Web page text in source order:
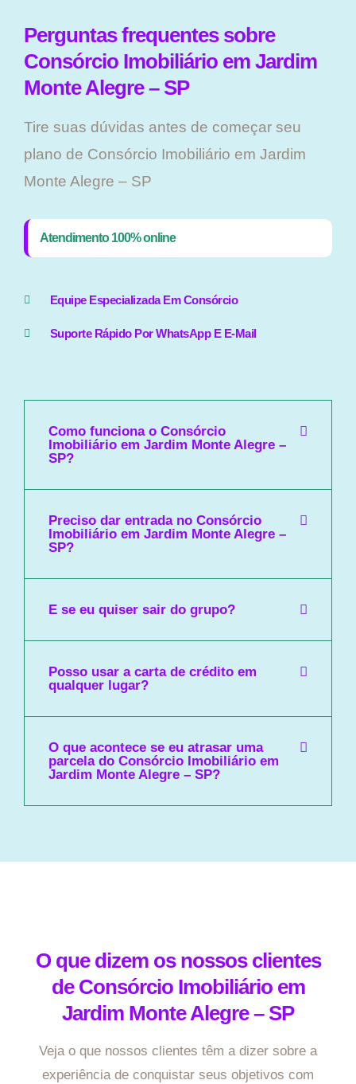
Perguntas frequentes sobre
Consórcio Imobiliário em Jardim
Monte Alegre – SP
Tire suas dúvidas antes de começar seu
plano ​de Consórcio Imobiliário em Jardim
Monte Alegre – SP
Atendimento 100% online
Equipe Especializada Em Consórcio
Suporte Rápido Por WhatsApp E E-Mail
Como funciona o Consórcio
Imobiliário em Jardim Monte Alegre –
SP?
Preciso dar entrada no Consórcio
Imobiliário em Jardim Monte Alegre –
SP?
E se eu quiser sair do grupo?
Posso usar a carta de crédito em
qualquer lugar?
O que acontece se eu atrasar uma
parcela do Consórcio Imobiliário em
Jardim Monte Alegre – SP?
O que dizem os nossos clientes
de Consórcio Imobiliário em
Jardim Monte Alegre – SP
Veja o que nossos clientes têm a dizer sobre a
experiência de conquistar seus objetivos com